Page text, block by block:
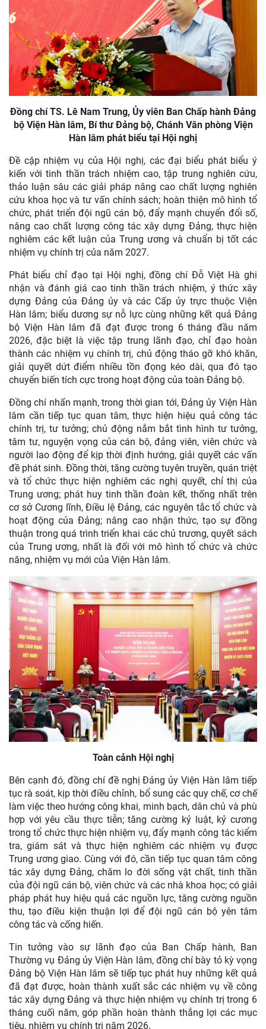
Đồng chí TS. Lê Nam Trung, Ủy viên Ban Chấp hành Đảng
bộ Viện Hàn lâm, Bí thư Đảng bộ, Chánh Văn phòng Viện
Hàn lâm phát biểu tại Hội nghị
Đề cập nhiệm vụ của Hội nghị, các đại biểu phát biểu ý
kiến với tinh thần trách nhiệm cao, tập trung nghiên cứu,
thảo luận sâu các giải pháp nâng cao chất lượng nghiên
cứu khoa học và tư vấn chính sách; hoàn thiện mô hình tổ
chức, phát triển đội ngũ cán bộ, đẩy mạnh chuyển đổi số,
nâng cao chất lượng công tác xây dựng Đảng, thực hiện
nghiêm các kết luận của Trung ương và chuẩn bị tốt các
nhiệm vụ chính trị của năm 2027.
Phát biểu chỉ đạo tại Hội nghị, đồng chí Đỗ Việt Hà ghi
nhận và đánh giá cao tinh thần trách nhiệm, ý thức xây
dựng Đảng của Đảng ủy và các Cấp ủy trực thuộc Viện
Hàn lâm; biểu dương sự nỗ lực cùng những kết quả Đảng
bộ Viện Hàn lâm đã đạt được trong 6 tháng đầu năm
2026, đặc biệt là việc tập trung lãnh đạo, chỉ đạo hoàn
thành các nhiệm vụ chính trị, chủ động tháo gỡ khó khăn,
giải quyết dứt điểm nhiều tồn đọng kéo dài, qua đó tạo
chuyển biến tích cực trong hoạt động của toàn Đảng bộ.
Đồng chí nhấn mạnh, trong thời gian tới, Đảng ủy Viện Hàn
lâm cần tiếp tục quan tâm, thực hiện hiệu quả công tác
chính trị, tư tưởng; chủ động nắm bắt tình hình tư tưởng,
tâm tư, nguyện vọng của cán bộ, đảng viên, viên chức và
người lao động để kịp thời định hướng, giải quyết các vấn
đề phát sinh. Đồng thời, tăng cường tuyên truyền, quán triệt
và tổ chức thực hiện nghiêm các nghị quyết, chỉ thị của
Trung ương; phát huy tinh thần đoàn kết, thống nhất trên
cơ sở Cương lĩnh, Điều lệ Đảng, các nguyên tắc tổ chức và
hoạt động của Đảng; nâng cao nhận thức, tạo sự đồng
thuận trong quá trình triển khai các chủ trương, quyết sách
của Trung ương, nhất là đối với mô hình tổ chức và chức
năng, nhiệm vụ mới của Viện Hàn lâm.
Toàn cảnh Hội nghị
Bên cạnh đó, đồng chí đề nghị Đảng ủy Viện Hàn lâm tiếp
tục rà soát, kịp thời điều chỉnh, bổ sung các quy chế, cơ chế
làm việc theo hướng công khai, minh bạch, dân chủ và phù
hợp với yêu cầu thực tiễn; tăng cường kỷ luật, kỷ cương
trong tổ chức thực hiện nhiệm vụ, đẩy mạnh công tác kiểm
tra, giám sát và thực hiện nghiêm các nhiệm vụ được
Trung ương giao. Cùng với đó, cần tiếp tục quan tâm công
tác xây dựng Đảng, chăm lo đời sống vật chất, tinh thần
của đội ngũ cán bộ, viên chức và các nhà khoa học; có giải
pháp phát huy hiệu quả các nguồn lực, tăng cường nguồn
thu, tạo điều kiện thuận lợi để đội ngũ cán bộ yên tâm
công tác và cống hiến.
Tin tưởng vào sự lãnh đạo của Ban Chấp hành, Ban
Thường vụ Đảng ủy Viện Hàn lâm, đồng chí bày tỏ kỳ vọng
Đảng bộ Viện Hàn lâm sẽ tiếp tục phát huy những kết quả
đã đạt được, hoàn thành xuất sắc các nhiệm vụ về công
tác xây dựng Đảng và thực hiện nhiệm vụ chính trị trong 6
tháng cuối năm, góp phần hoàn thành thắng lợi các mục
tiêu, nhiệm vụ chính trị năm 2026.